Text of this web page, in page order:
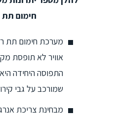
חימום
מערכת חימום תת
אוויר לא תופסת
התפוסה היחידה
שמורכב על גבי
מבחינת צריכת